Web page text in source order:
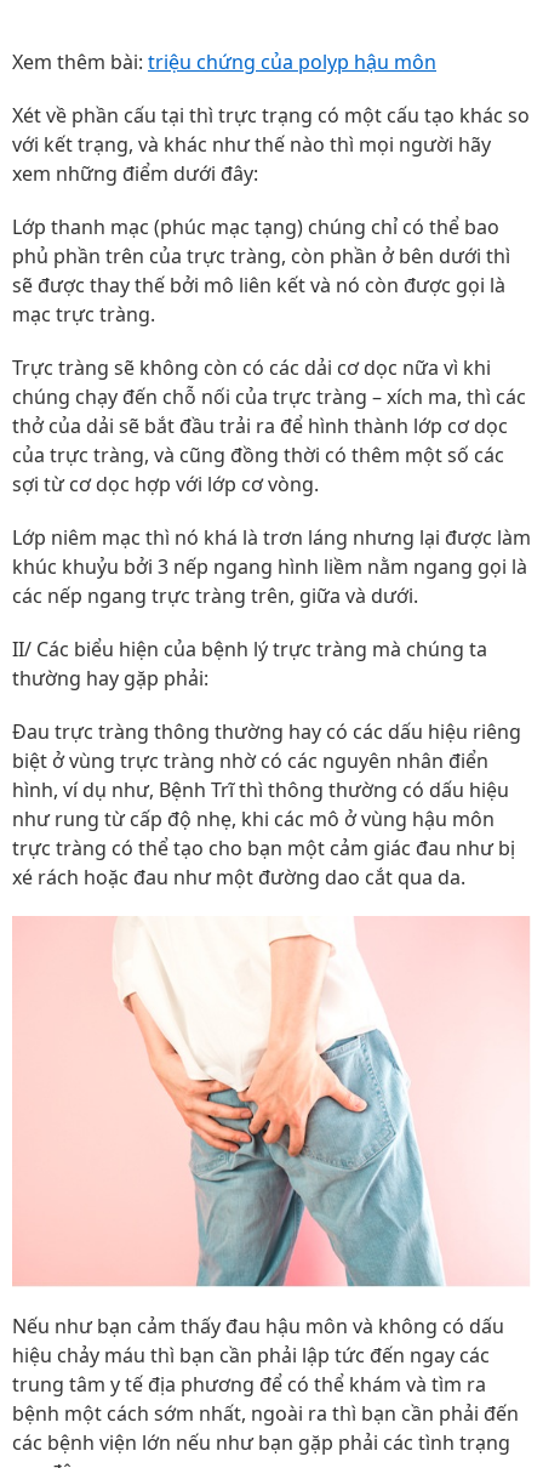
Xem thêm bài: triệu chứng của polyp hậu môn
Xét về phần cấu tại thì trực trạng có một cấu tạo khác so
với kết trạng, và khác như thế nào thì mọi người hãy
xem những điểm dưới đây:
Lớp thanh mạc (phúc mạc tạng) chúng chỉ có thể bao
phủ phần trên của trực tràng, còn phần ở bên dưới thì
sẽ được thay thế bởi mô liên kết và nó còn được gọi là
mạc trực tràng.
Trực tràng sẽ không còn có các dải cơ dọc nữa vì khi
chúng chạy đến chỗ nối của trực tràng – xích ma, thì các
thở của dải sẽ bắt đầu trải ra để hình thành lớp cơ dọc
của trực tràng, và cũng đồng thời có thêm một số các
sợi từ cơ dọc hợp với lớp cơ vòng.
Lớp niêm mạc thì nó khá là trơn láng nhưng lại được làm
khúc khuỷu bởi 3 nếp ngang hình liềm nằm ngang gọi là
các nếp ngang trực tràng trên, giữa và dưới.
II/ Các biểu hiện của bệnh lý trực tràng mà chúng ta
thường hay gặp phải:
Đau trực tràng thông thường hay có các dấu hiệu riêng
biệt ở vùng trực tràng nhờ có các nguyên nhân điển
hình, ví dụ như, Bệnh Trĩ thì thông thường có dấu hiệu
như rung từ cấp độ nhẹ, khi các mô ở vùng hậu môn
trực tràng có thể tạo cho bạn một cảm giác đau như bị
xé rách hoặc đau như một đường dao cắt qua da.
Nếu như bạn cảm thấy đau hậu môn và không có dấu
hiệu chảy máu thì bạn cần phải lập tức đến ngay các
trung tâm y tế địa phương để có thể khám và tìm ra
bệnh một cách sớm nhất, ngoài ra thì bạn cần phải đến
các bệnh viện lớn nếu như bạn gặp phải các tình trạng